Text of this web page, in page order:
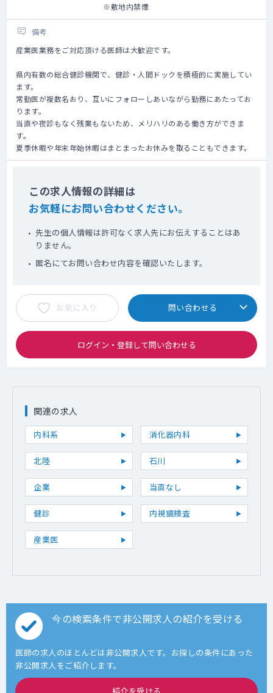
※敷地内禁煙
備考
産業医業務をご対応頂ける医師は大歓迎です。
県内有数の総合健診機関で、健診・人間ドックを積極的に実施してい
ます。
常勤医が複数名おり、互いにフォローしあいながら勤務にあたってお
ります。
当直や夜診もなく残業もないため、メリハリのある働き方ができま
す。
夏季休暇や年末年始休暇はまとまったお休みを取ることもできます。
この求人情報の詳細は
お気軽にお問い合わせください。
先生の個人情報は許可なく求人先にお伝えすることはあ
りません。
匿名にてお問い合わせ内容を確認いたします。
お気に入り 問い合わせる
ログイン・登録して問い合わせる
関連の求人
内科系 消化器内科
北陸 石川
企業 当直なし
健診 内視鏡検査
産業医
今の検索条件で非公開求人の紹介を受ける
医師の求人のほとんどは非公開求人です。お探しの条件にあった
非公開求人をご紹介します。
紹介を受ける